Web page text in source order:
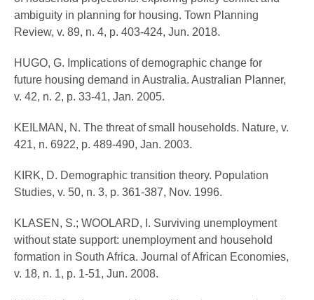
ambiguity in planning for housing. Town Planning
Review, v. 89, n. 4, p. 403-424, Jun. 2018.
HUGO, G. Implications of demographic change for
future housing demand in Australia. Australian Planner,
v. 42, n. 2, p. 33-41, Jan. 2005.
KEILMAN, N. The threat of small households. Nature, v.
421, n. 6922, p. 489-490, Jan. 2003.
KIRK, D. Demographic transition theory. Population
Studies, v. 50, n. 3, p. 361-387, Nov. 1996.
KLASEN, S.; WOOLARD, I. Surviving unemployment
without state support: unemployment and household
formation in South Africa. Journal of African Economies,
v. 18, n. 1, p. 1-51, Jun. 2008.